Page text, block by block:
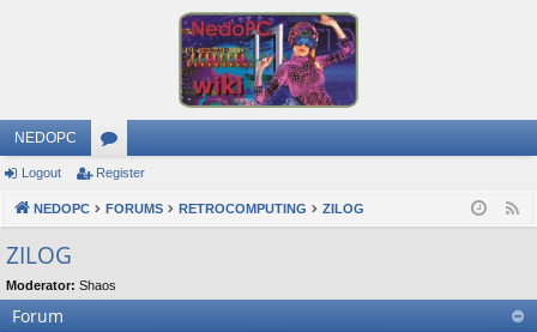
NEDOPC
or
u
s
Logout Register
NEDOPC FORUMS RETROCOMPUTING ZILOG
ZILOG
Moderator: Shaos
Forum